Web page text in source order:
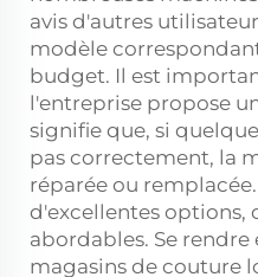
avis d'autres
modèle
budget. Il est
l'entreprise propose
signifie que, si
pas correctement, la
réparée ou
d'excellentes options,
abordables. Se
magasins de couture